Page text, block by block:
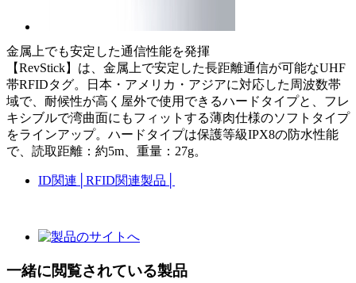
金属上でも安定した通信性能を発揮
【RevStick】は、金属上で安定した長距離通信が可能なUHF
帯RFIDタグ。日本・アメリカ・アジアに対応した周波数帯
域で、耐候性が高く屋外で使用できるハードタイプと、フレ
キシブルで湾曲面にもフィットする薄肉仕様のソフトタイプ
をラインアップ。ハードタイプは保護等級IPX8の防水性能
で、読取距離：約5m、重量：27g。
ID関連 RFID関連製品
一緒に閲覧されている製品